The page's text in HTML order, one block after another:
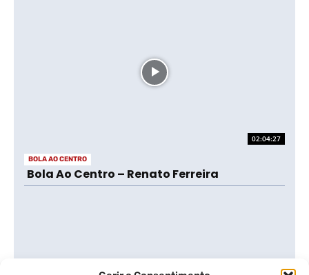
02:04:27
BOLA AO CENTRO
Bola Ao Centro – Renato Ferreira